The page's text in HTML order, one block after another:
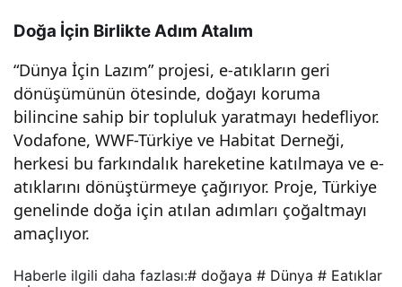
Doğa İçin Birlikte Adım Atalım
“Dünya İçin Lazım” projesi, e-atıkların geri
dönüşümünün ötesinde, doğayı koruma
bilincine sahip bir topluluk yaratmayı hedefliyor.
Vodafone, WWF-Türkiye ve Habitat Derneği,
herkesi bu farkındalık hareketine katılmaya ve e-
atıklarını dönüştürmeye çağırıyor. Proje, Türkiye
genelinde doğa için atılan adımları çoğaltmayı
amaçlıyor.
Haberle ilgili daha fazlası:# doğaya # Dünya # Eatıklar